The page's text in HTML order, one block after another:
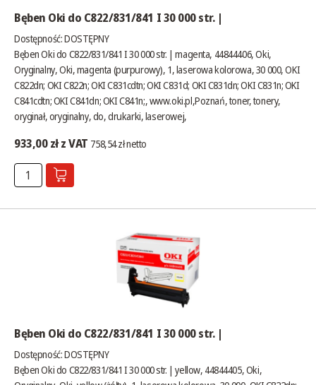
Bęben Oki do C822/831/841 I 30 000 str. |
Dostępność:DOSTĘPNY
Bęben Oki do C822/831/841 I 30 000 str. | magenta, 44844406, Oki,
Oryginalny, Oki, magenta (purpurowy), 1, laserowa kolorowa, 30 000, OKI
C822dn; OKI C822n; OKI C831cdtn; OKI C831d; OKI C831dn; OKI C831n; OKI
C841cdtn; OKI C841dn; OKI C841n;,www.oki.pl,Poznań, toner, tonery,
oryginał, oryginalny, do, drukarki, laserowej,
933,00 zł z VAT 758,54 zł netto
Bęben Oki do C822/831/841 I 30 000 str. |
Dostępność:DOSTĘPNY
Bęben Oki do C822/831/841 I 30 000 str. | yellow, 44844405, Oki,